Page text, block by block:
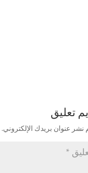
تعليق
نشر عنوان بريدك الإلكتروني.